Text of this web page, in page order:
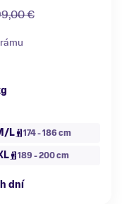
€
L 174 - 186 cm
189 - 200 cm
dní